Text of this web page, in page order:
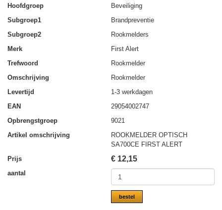
Hoofdgroep
Beveiliging
Subgroep1
Brandpreventie
Subgroep2
Rookmelders
Merk
First Alert
Trefwoord
Rookmelder
Omschrijving
Rookmelder
Levertijd
1-3 werkdagen
EAN
29054002747
Opbrengstgroep
9021
Artikel omschrijving
ROOKMELDER OPTISCH
SA700CE FIRST ALERT
Prijs
€ 12,15
aantal
bestel